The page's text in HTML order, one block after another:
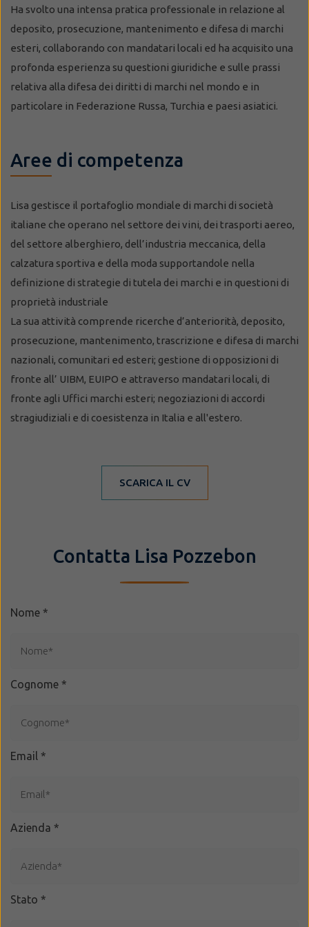
Ha svolto una intensa pratica professionale in relazione al
deposito, prosecuzione, mantenimento e difesa di marchi
esteri, collaborando con mandatari locali ed ha acquisito una
profonda esperienza su questioni giuridiche e sulle prassi
relativa alla difesa dei diritti di marchi nel mondo e in
particolare in Federazione Russa, Turchia e paesi asiatici.
Aree di competenza
Lisa gestisce il portafoglio mondiale di marchi di società
italiane che operano nel settore dei vini, dei trasporti aereo,
del settore alberghiero, dell’industria meccanica, della
calzatura sportiva e della moda supportandole nella
definizione di strategie di tutela dei marchi e in questioni di
proprietà industriale
La sua attività comprende ricerche d’anteriorità, deposito,
prosecuzione, mantenimento, trascrizione e difesa di marchi
nazionali, comunitari ed esteri; gestione di opposizioni di
fronte all’ UIBM, EUIPO e attraverso mandatari locali, di
fronte agli Uffici marchi esteri; negoziazioni di accordi
stragiudiziali e di coesistenza in Italia e all'estero.
SCARICA IL CV
Contatta Lisa Pozzebon
Nome *
Cognome *
Email *
Azienda *
Stato *